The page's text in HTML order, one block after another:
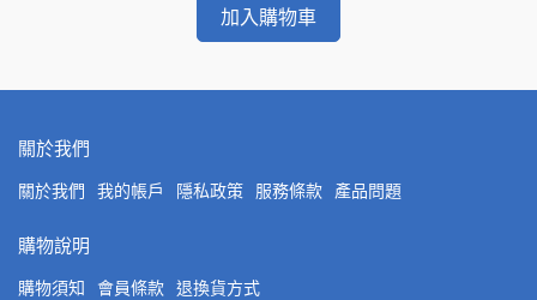
加入購物車
關於我們
關於我們 我的帳戶 隱私政策 服務條款 產品問題
購物說明
購物須知 會員條款 退換貨方式